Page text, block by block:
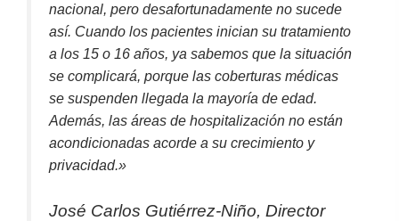
nacional, pero desafortunadamente no sucede
así. Cuando los pacientes inician su tratamiento
a los 15 o 16 años, ya sabemos que la situación
se complicará, porque las coberturas médicas
se suspenden llegada la mayoría de edad.
Además, las áreas de hospitalización no están
acondicionadas acorde a su crecimiento y
privacidad.»
José Carlos Gutiérrez-Niño, Director